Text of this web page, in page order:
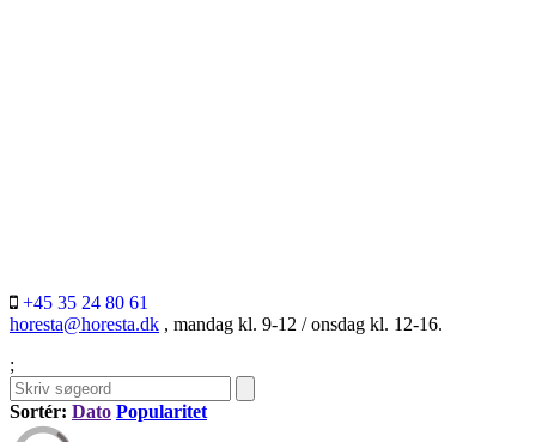
+45 35 24 80 61
horesta@horesta.dk , mandag kl. 9-12 / onsdag kl. 12-16.
;
Sortér: Dato Popularitet